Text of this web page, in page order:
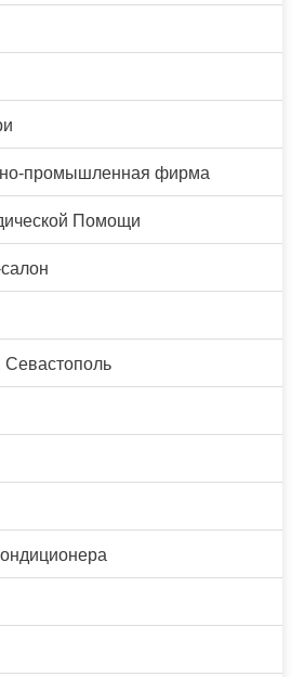
промышленная фирма
Помощи
Севастополь